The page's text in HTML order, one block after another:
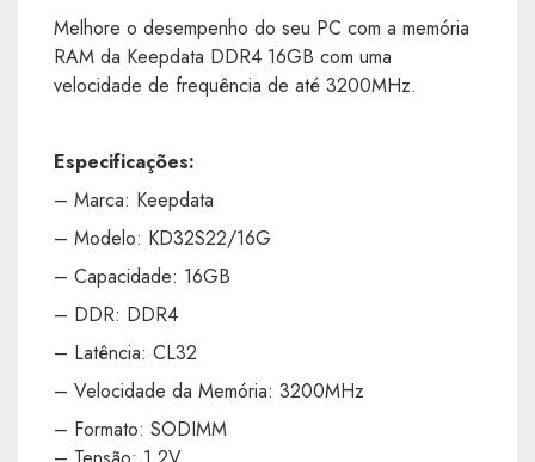
Melhore o desempenho do seu PC com a memória
RAM da Keepdata DDR4 16GB com uma
velocidade de frequência de até 3200MHz.
Especificações:
– Marca: Keepdata
– Modelo: KD32S22/16G
– Capacidade: 16GB
– DDR: DDR4
– Latência: CL32
– Velocidade da Memória: 3200MHz
– Formato: SODIMM